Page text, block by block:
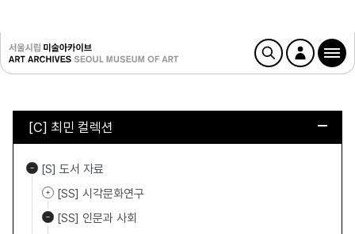
[C] 최민 컬렉션
[S] 도서 자료
[SS] 시각문화연구
[SS] 인문과 사회